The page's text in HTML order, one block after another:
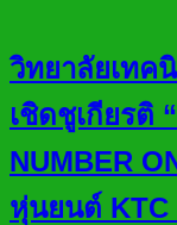
วิทยาลัยเทค
เชิดชูเกียรติ
NUMBER
หุ่นยนต์ KTC